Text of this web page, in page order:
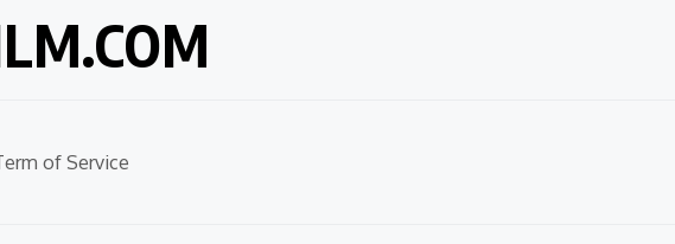
of Service